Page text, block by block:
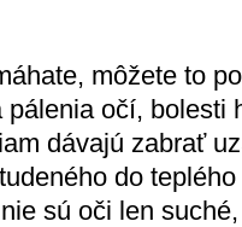
môžete to
očí, bolesti
dávajú zabrať
do
sú oči len